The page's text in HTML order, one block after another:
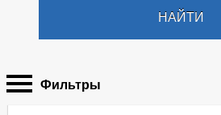
НАЙТИ
Фильтры